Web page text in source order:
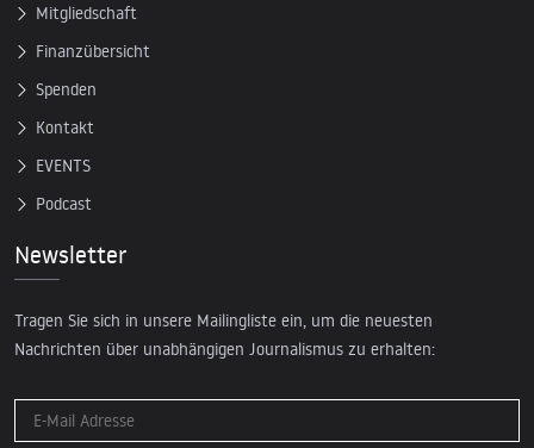
Mitgliedschaft
Finanzübersicht
Spenden
Kontakt
EVENTS
Podcast
Newsletter
Tragen Sie sich in unsere Mailingliste ein, um die neuesten
Nachrichten über unabhängigen Journalismus zu erhalten: